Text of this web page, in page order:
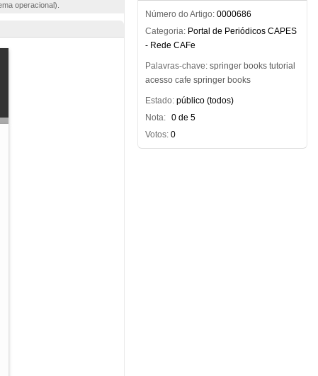
operacional).
Número do Artigo: 0000686
Categoria: Portal de Periódicos CAPES
- Rede CAFe
Palavras-chave: springer books tutorial
acesso cafe springer books
Estado: público (todos)
Nota: 0 de 5
Votos: 0